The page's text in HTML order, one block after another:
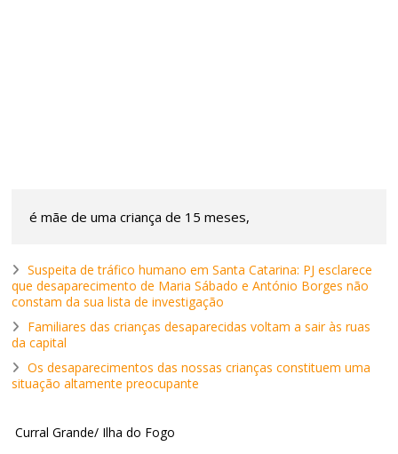
é mãe de uma criança de 15 meses,
Suspeita de tráfico humano em Santa Catarina: PJ esclarece
que desaparecimento de Maria Sábado e António Borges não
constam da sua lista de investigação
Familiares das crianças desaparecidas voltam a sair às ruas
da capital
Os desaparecimentos das nossas crianças constituem uma
situação altamente preocupante
Curral Grande/ Ilha do Fogo